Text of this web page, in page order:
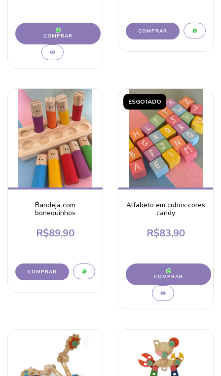
COMPRAR
Bandeja com
bonequinhos
R$89,90
ESGOTADO
Alfabeto em cubos cores
candy
R$83,90
COMPRAR